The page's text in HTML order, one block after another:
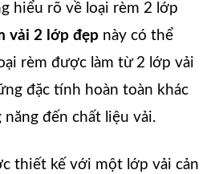
hiểu rõ về loại rèm 2 lớp
vải 2 lớp đẹp này có thể
rèm được làm từ 2 lớp vải
đặc tính hoàn toàn khác
đến chất liệu vải.
thiết kế với một lớp vải cản